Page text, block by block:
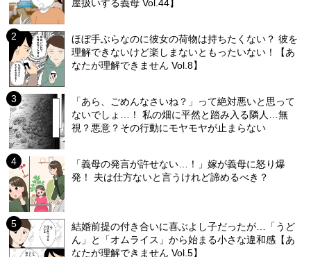
屋扱いする義母 Vol.44】
ほぼ手ぶらなのに彼女の荷物は持ちたくない？ 彼を
理解できないけど楽しまないともったいない！【あ
なたが理解できません Vol.8】
「あら、ごめんなさいね？」って絶対悪いと思って
ないでしょ…！ 私の畑に平然と踏み入る隣人…無
視？悪意？その行動にモヤモヤが止まらない
「義母の発言が許せない…！」嫁が義母に怒り爆
発！ 夫は仕方ないと言うけれど諦めるべき？
結婚前提の付き合いに喜ぶよし子だったが…「うど
ん」と「オムライス」から始まる小さな違和感【あ
なたが理解できません Vol.5】